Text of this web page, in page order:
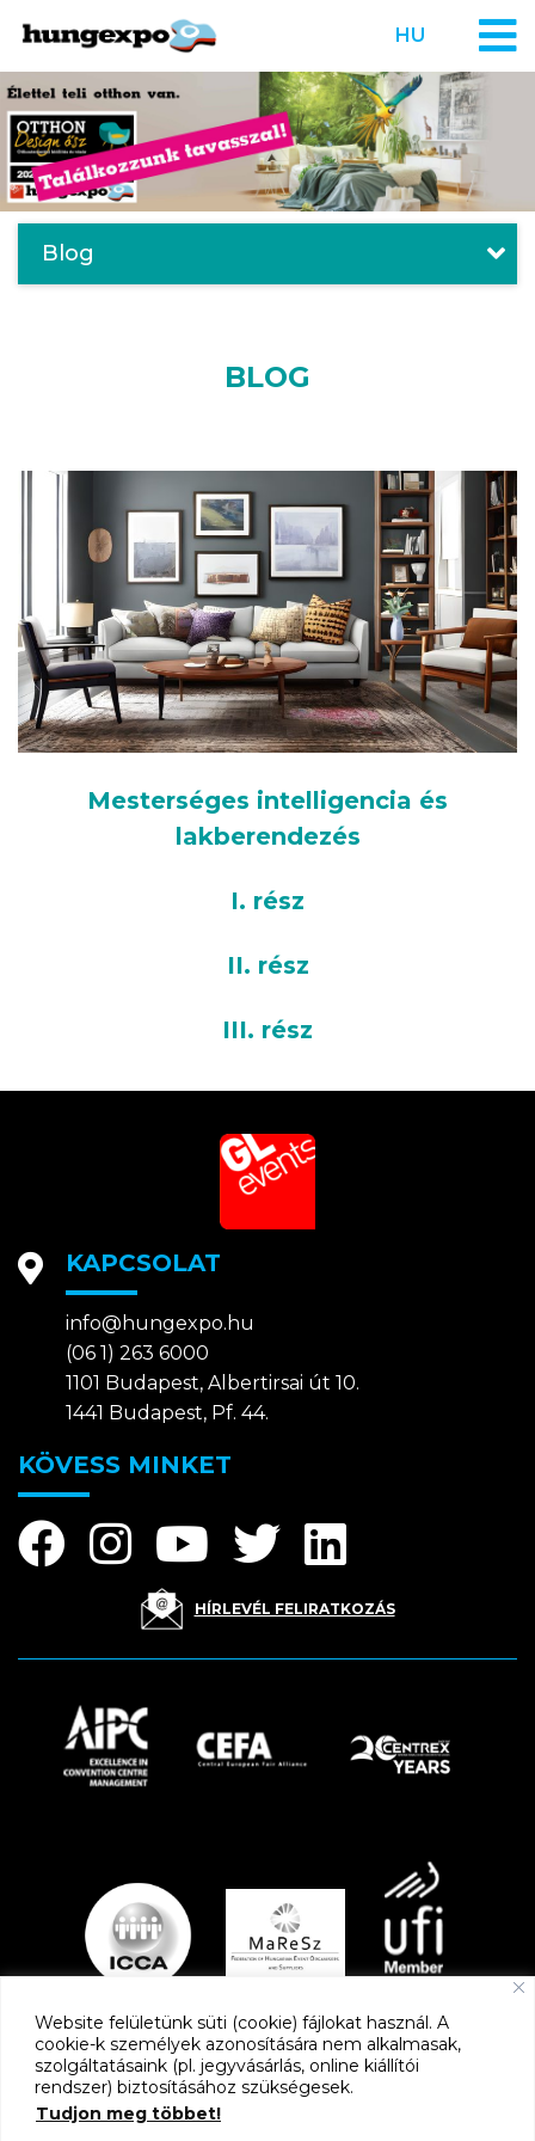
Website felületünk süti (cookie) fájlokat használ. A
cookie-k személyek azonosítására nem alkalmasak,
szolgáltatásaink (pl. jegyvásárlás, online kiállítói
rendszer) biztosításához szükségesek.
Tudjon meg többet!
HU
Blog
BLOG
Mesterséges intelligencia és
lakberendezés
I. rész
II. rész
III. rész
KAPCSOLAT
info@hungexpo.hu
(06 1) 263 6000
1101 Budapest, Albertirsai út 10.
1441 Budapest, Pf. 44.
KÖVESS MINKET
HÍRLEVÉL FELIRATKOZÁS
PARTNEREK